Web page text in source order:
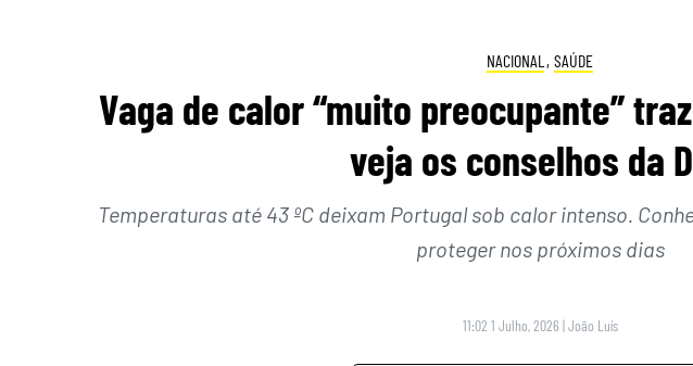
NACIONAL , SAÚDE
Vaga de calor “muito preocupante”
veja os conselhos da
Temperaturas até 43 ºC deixam Portugal sob calor intenso.
proteger nos próximos dias
11:02 1 Julho, 2026 |João Luís